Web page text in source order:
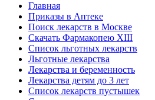
Главная
Приказы в Аптеке
Поиск лекарств в Москве
Скачать Фармакопею XIII
Список льготных лекарств
Льготные лекарства
Лекарства и беременность
Лекарства детям до 3 лет
Список лекарств пустышек